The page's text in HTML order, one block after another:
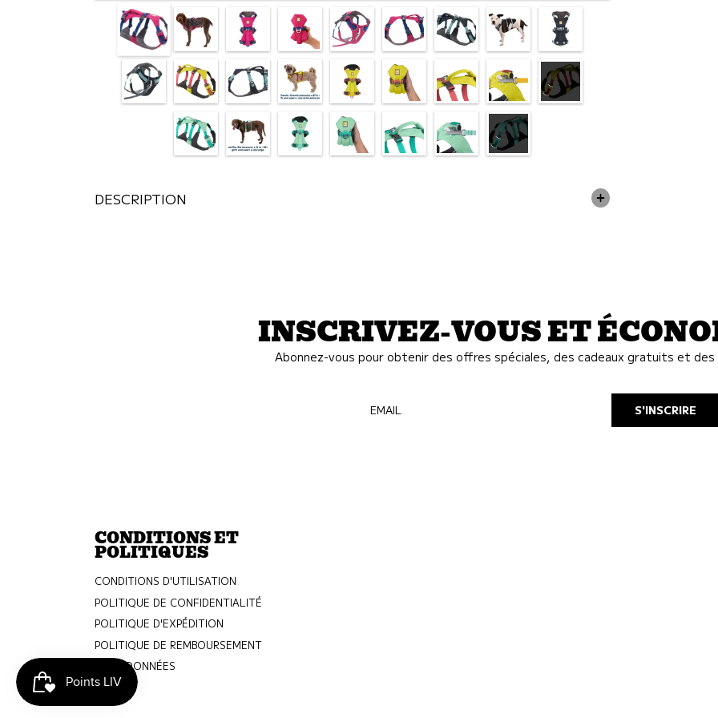
DESCRIPTION
INSCRIVEZ-VOUS ET
Abonnez-vous pour obtenir des offres spéciales, des cadeaux gratuits et des
EMAIL S'INSCRIRE
CONDITIONS ET
POLITIQUES
CONDITIONS D'UTILISATION
POLITIQUE DE CONFIDENTIALITÉ
POLITIQUE D'EXPÉDITION
POLITIQUE DE REMBOURSEMENT
COORDONNÉES